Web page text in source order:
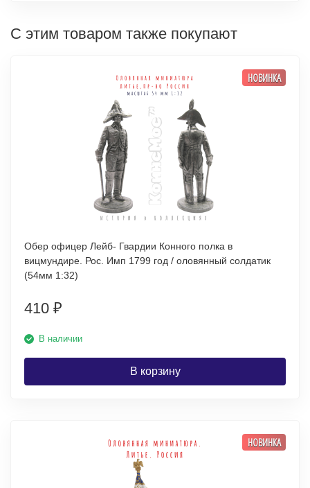
С этим товаром также покупают
НОВИНКА
Обер офицер Лейб- Гвардии Конного полка в
вицмундире. Рос. Имп 1799 год / оловянный солдатик
(54мм 1:32)
410 ₽
В наличии
В корзину
НОВИНКА